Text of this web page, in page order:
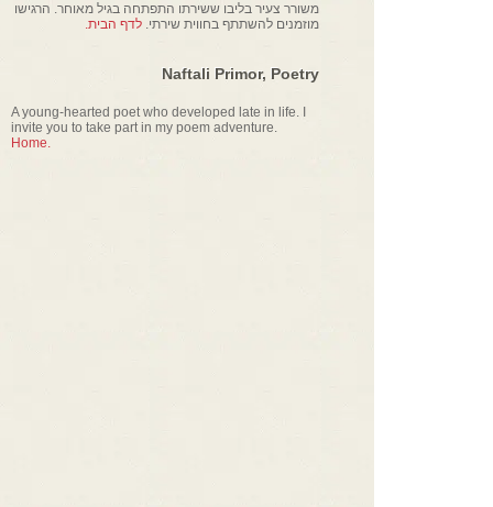
משורר צעיר בליבו ששירתו התפתחה בגיל מאוחר. הרגישו
מוזמנים להשתתף בחווית שירתי.לדף הבית.
Naftali Primor, Poetry
A young-hearted poet who developed late in life. I
invite you to take part in my poem adventure.
Home.